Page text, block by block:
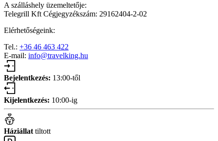
A szálláshely üzemeltetője:
Telegrill Kft Cégjegyzékszám: 29162404-2-02
Elérhetőségeink:
Tel.: +36 46 463 422
E-mail: info@travelking.hu
Bejelentkezés: 13:00-től
Kijelentkezés: 10:00-ig
Háziállat tiltott